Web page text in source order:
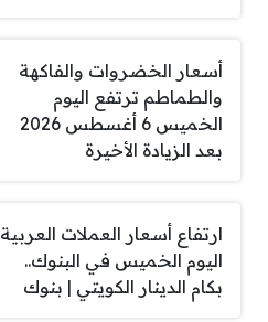
أسعار الخضروات والفاكهة
والطماطم ترتفع اليوم
الخميس 6 أغسطس 2026
بعد الزيادة الأخيرة
ارتفاع أسعار العملات العربية
اليوم الخميس في البنوك..
بكام الدينار الكويتي | بنوك